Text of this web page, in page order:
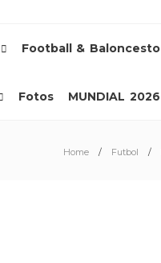
Football & Baloncesto
Fotos MUNDIAL 2026
Home Futbol